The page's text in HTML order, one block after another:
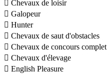
 Chevaux de loisir
 Galopeur
 Hunter
 Chevaux de saut d'obstacles
 Chevaux de concours complet
 Chevaux d'élevage
 English Pleasure